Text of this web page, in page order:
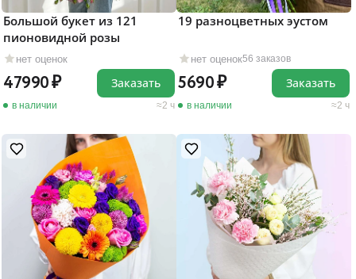
нет оценок
Большой букет из 121
пионовидной розы
47990
в наличии 2 ч
Заказать
нет оценок56 заказов
19 разноцветных эустом
5690
в наличии 2 ч
Заказать